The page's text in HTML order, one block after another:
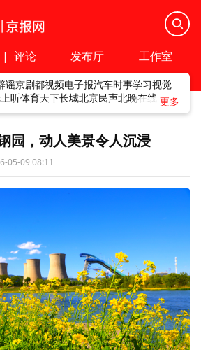
| 评论 发布厅 工作室
谣京剧都视频电子报汽车时事学习视觉
听体育天下长城北京民声北晚在线
园，动人美景令人沉浸
05-09 08:11